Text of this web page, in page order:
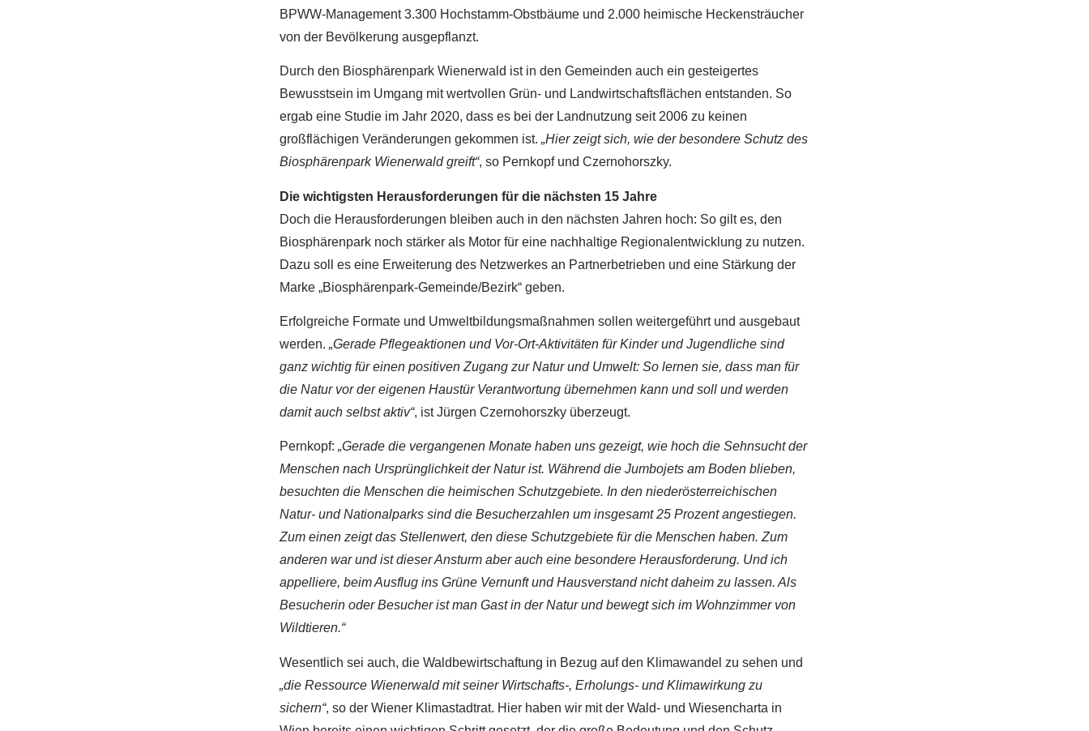
BPWW-Management 3.300 Hochstamm-Obstbäume und 2.000 heimische Heckensträucher
von der Bevölkerung ausgepflanzt.
Durch den Biosphärenpark Wienerwald ist in den Gemeinden auch ein gesteigertes
Bewusstsein im Umgang mit wertvollen Grün- und Landwirtschaftsflächen entstanden. So
ergab eine Studie im Jahr 2020, dass es bei der Landnutzung seit 2006 zu keinen
großflächigen Veränderungen gekommen ist. „Hier zeigt sich, wie der besondere Schutz des
Biosphärenpark Wienerwald greift“, so Pernkopf und Czernohorszky.
Die wichtigsten Herausforderungen für die nächsten 15 Jahre
Doch die Herausforderungen bleiben auch in den nächsten Jahren hoch: So gilt es, den
Biosphärenpark noch stärker als Motor für eine nachhaltige Regionalentwicklung zu nutzen.
Dazu soll es eine Erweiterung des Netzwerkes an Partnerbetrieben und eine Stärkung der
Marke „Biosphärenpark-Gemeinde/Bezirk“ geben.
Erfolgreiche Formate und Umweltbildungsmaßnahmen sollen weitergeführt und ausgebaut
werden. „Gerade Pflegeaktionen und Vor-Ort-Aktivitäten für Kinder und Jugendliche sind
ganz wichtig für einen positiven Zugang zur Natur und Umwelt: So lernen sie, dass man für
die Natur vor der eigenen Haustür Verantwortung übernehmen kann und soll und werden
damit auch selbst aktiv“, ist Jürgen Czernohorszky überzeugt.
Pernkopf: „Gerade die vergangenen Monate haben uns gezeigt, wie hoch die Sehnsucht der
Menschen nach Ursprünglichkeit der Natur ist. Während die Jumbojets am Boden blieben,
besuchten die Menschen die heimischen Schutzgebiete. In den niederösterreichischen
Natur- und Nationalparks sind die Besucherzahlen um insgesamt 25 Prozent angestiegen.
Zum einen zeigt das Stellenwert, den diese Schutzgebiete für die Menschen haben. Zum
anderen war und ist dieser Ansturm aber auch eine besondere Herausforderung. Und ich
appelliere, beim Ausflug ins Grüne Vernunft und Hausverstand nicht daheim zu lassen. Als
Besucherin oder Besucher ist man Gast in der Natur und bewegt sich im Wohnzimmer von
Wildtieren.“
Wesentlich sei auch, die Waldbewirtschaftung in Bezug auf den Klimawandel zu sehen und
„die Ressource Wienerwald mit seiner Wirtschafts-, Erholungs- und Klimawirkung zu
sichern“, so der Wiener Klimastadtrat. Hier haben wir mit der Wald- und Wiesencharta in